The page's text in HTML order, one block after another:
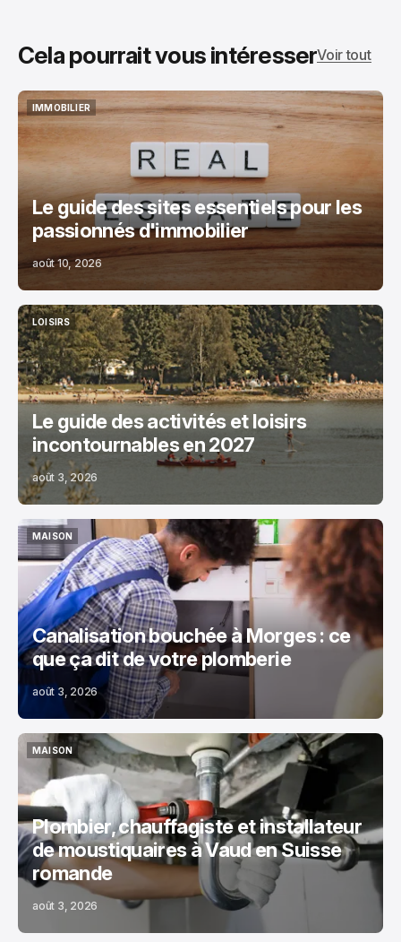
Cela pourrait vous intéresserVoir tout
IMMOBILIER
IMMOBILIER
Le guide des sites essentiels pour les
passionnés d'immobilier
août 10, 2026
LOISIRS
LOISIRS
Le guide des activités et loisirs
incontournables en 2027
août 3, 2026
MAISON
MAISON
Canalisation bouchée à Morges : ce
que ça dit de votre plomberie
août 3, 2026
MAISON
MAISON
Plombier, chauffagiste et installateur
de moustiquaires à Vaud en Suisse
romande
août 3, 2026